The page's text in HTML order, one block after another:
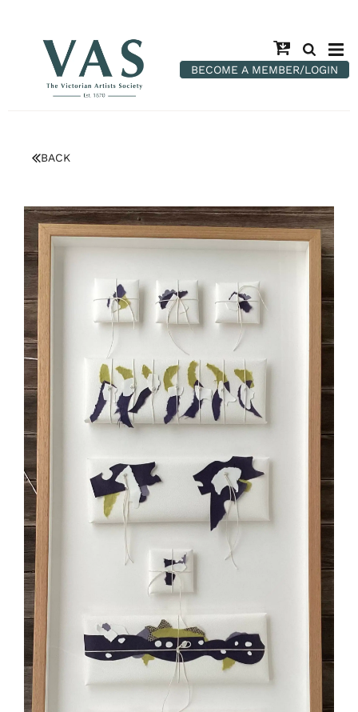
BECOME A MEMBER/LOGIN
BACK